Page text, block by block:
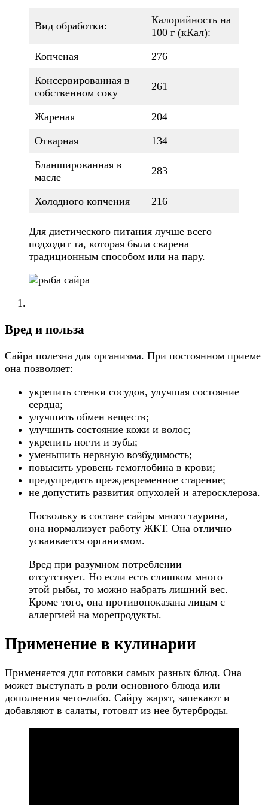
Вид обработки:
Калорийность на
100 г (кКал):
Копченая
276
Консервированная в
собственном соку
261
Жареная
204
Отварная
134
Бланшированная в
масле
283
Холодного копчения 216
Для диетического питания лучше всего
подходит та, которая была сварена
традиционным способом или на пару.
Вред и польза
Сайра полезна для организма. При постоянном приеме
она позволяет:
укрепить стенки сосудов, улучшая состояние
сердца;
улучшить обмен веществ;
улучшить состояние кожи и волос;
укрепить ногти и зубы;
уменьшить нервную возбудимость;
повысить уровень гемоглобина в крови;
предупредить преждевременное старение;
не допустить развития опухолей и атеросклероза.
Поскольку в составе сайры много таурина,
она нормализует работу ЖКТ. Она отлично
усваивается организмом.
Вред при разумном потреблении
отсутствует. Но если есть слишком много
этой рыбы, то можно набрать лишний вес.
Кроме того, она противопоказана лицам с
аллергией на морепродукты.
Применение в кулинарии
Применяется для готовки самых разных блюд. Она
может выступать в роли основного блюда или
дополнения чего-либо. Сайру жарят, запекают и
добавляют в салаты, готовят из нее бутерброды.